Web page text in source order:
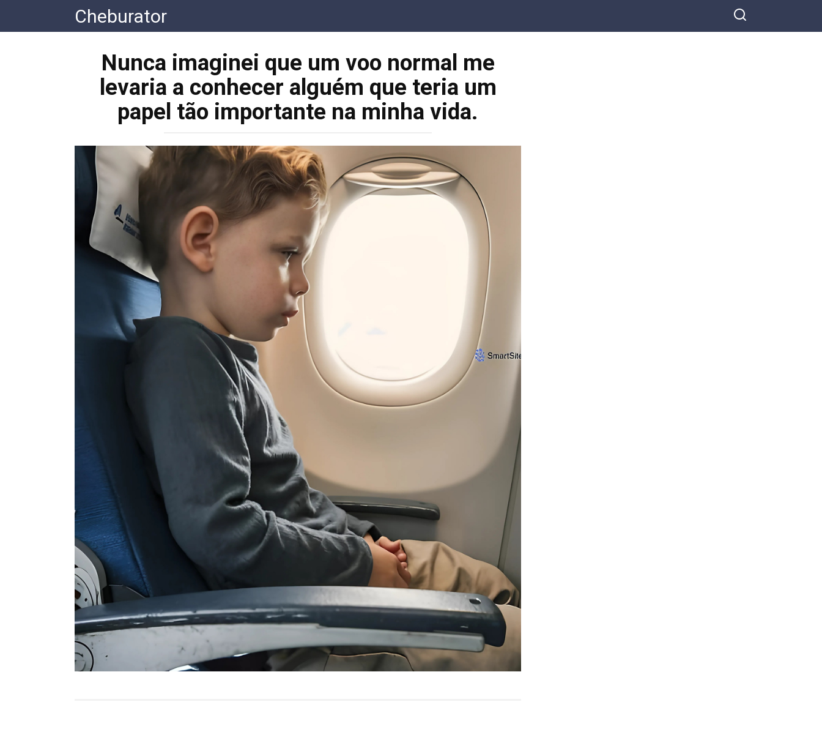
контенту
Cheburator
Nunca imaginei que um voo normal me
levaria a conhecer alguém que teria um
papel tão importante na minha vida.